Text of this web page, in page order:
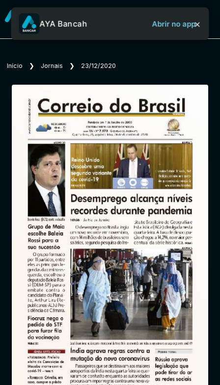
Sobre o Aya Bancah
Início
Revistas
Jornais
Notícias
Entrar
AYA Bancah Abrir no app×
Início ❯ Jornais ❯ 23/12/2020